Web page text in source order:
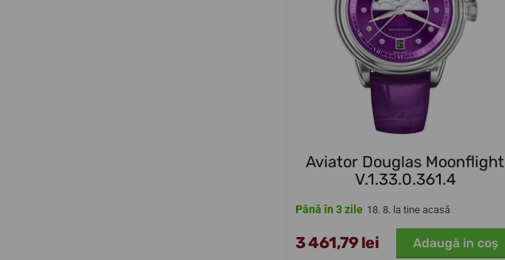
Aviator Douglas Moonflight
V.1.33.0.361.4
Până în 3 zile 18. 8. la tine acasă
3 461,79 lei Adaugă in coş